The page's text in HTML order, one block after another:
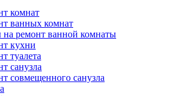
комнат
ванных комнат
ремонт ванной комнаты
кухни
туалета
санузла
совмещенного санузла